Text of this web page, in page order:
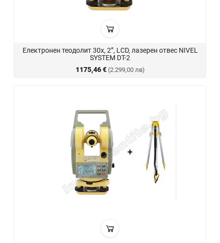
Електронен теодолит 30x, 2”, LCD, лазерен отвес NIVEL
SYSTEM DT-2
1175,46 € (2.299,00 лв)